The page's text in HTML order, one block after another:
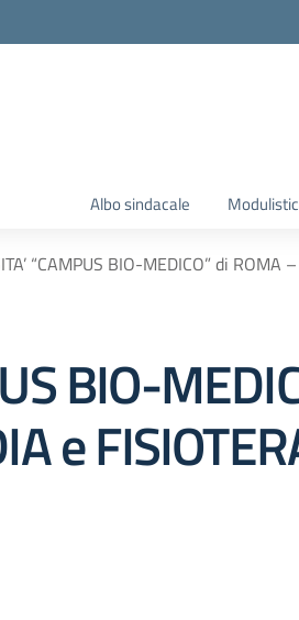
Albo sindacale
“CAMPUS BIO-MEDICO” di ROMA
BIO-
e